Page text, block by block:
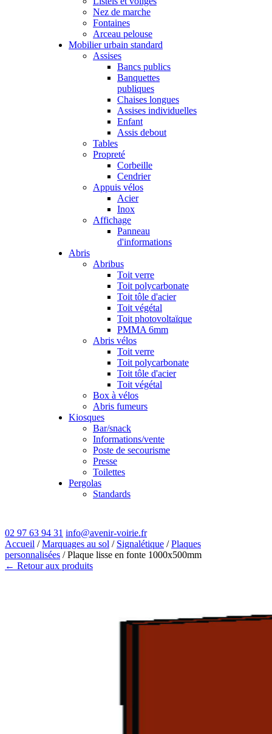
Nez de marche
Fontaines
Arceau pelouse
Mobilier urbain standard
Assises
Bancs publics
Banquettes
publiques
Chaises longues
Assises individuelles
Enfant
Assis debout
Tables
Propreté
Corbeille
Cendrier
Appuis vélos
Acier
Inox
Affichage
Panneau
d'informations
Abris
Abribus
Toit verre
Toit polycarbonate
Toit tôle d'acier
Toit végétal
Toit photovoltaïque
PMMA 6mm
Abris vélos
Toit verre
Toit polycarbonate
Toit tôle d'acier
Toit végétal
Box à vélos
Abris fumeurs
Kiosques
Bar/snack
Informations/vente
Poste de secourisme
Presse
Toilettes
Pergolas
Standards
02 97 63 94 31 info@avenir-voirie.fr
Accueil /Marquages au sol / Signalétique /Plaques
personnalisées / Plaque lisse en fonte 1000x500mm
← Retour aux produits